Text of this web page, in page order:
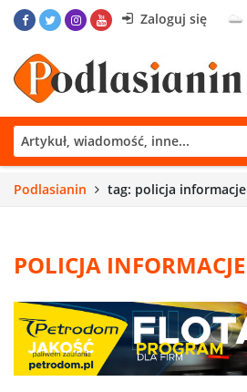
Zaloguj się
Podlasianin tag: policja informacje
POLICJA INFORMACJE